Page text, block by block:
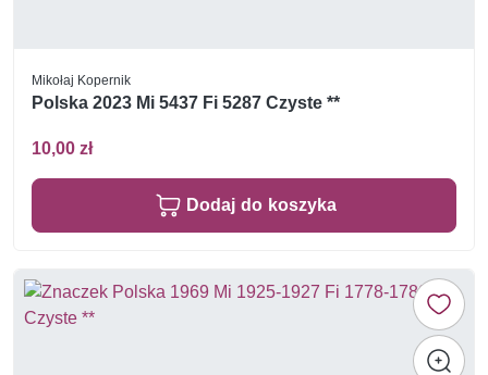
Mikołaj Kopernik
Polska 2023 Mi 5437 Fi 5287 Czyste **
10,00 zł
Dodaj do koszyka